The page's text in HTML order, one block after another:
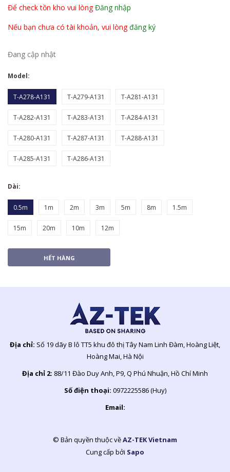
Để check tồn kho vui lòngĐăng nhập
Nếu bạn chưa có tài khoản, vui lòngđăng ký
Đang cập nhật
Model:
T-A278-A131 T-A279-A131 T-A281-A131
T-A282-A131 T-A283-A131 T-A284-A131
T-A280-A131 T-A287-A131 T-A288-A131
T-A285-A131 T-A286-A131
Dài:
0.5m 1m 2m 3m 5m 8m 1.5m
15m 20m 10m 12m
HẾT HÀNG
Địa chỉ: Số 19 dãy B lô TT5 khu đô thị Tây Nam Linh Đàm, Hoàng Liệt,
Hoàng Mai, Hà Nội
Địa chỉ 2: 88/11 Đào Duy Anh, P9, Q Phú Nhuận, Hồ Chí Minh
Số điện thoại: 0972225586 (Huy)
Email:
© Bản quyền thuộc vềAZ-TEK Vietnam
Cung cấp bởi Sapo